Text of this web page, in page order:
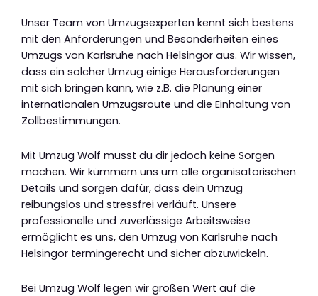
Unser Team von Umzugsexperten kennt sich bestens
mit den Anforderungen und Besonderheiten eines
Umzugs von Karlsruhe nach Helsingor aus. Wir wissen,
dass ein solcher Umzug einige Herausforderungen
mit sich bringen kann, wie z.B. die Planung einer
internationalen Umzugsroute und die Einhaltung von
Zollbestimmungen.
Mit Umzug Wolf musst du dir jedoch keine Sorgen
machen. Wir kümmern uns um alle organisatorischen
Details und sorgen dafür, dass dein Umzug
reibungslos und stressfrei verläuft. Unsere
professionelle und zuverlässige Arbeitsweise
ermöglicht es uns, den Umzug von Karlsruhe nach
Helsingor termingerecht und sicher abzuwickeln.
Bei Umzug Wolf legen wir großen Wert auf die